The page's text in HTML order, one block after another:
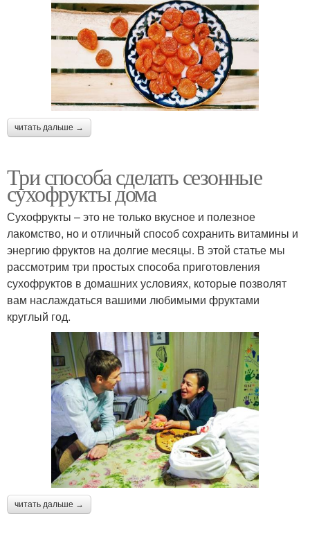
читать дальше →
Три способа сделать сезонные
сухофрукты дома
Сухофрукты – это не только вкусное и полезное
лакомство, но и отличный способ сохранить витамины и
энергию фруктов на долгие месяцы. В этой статье мы
рассмотрим три простых способа приготовления
сухофруктов в домашних условиях, которые позволят
вам наслаждаться вашими любимыми фруктами
круглый год.
читать дальше →